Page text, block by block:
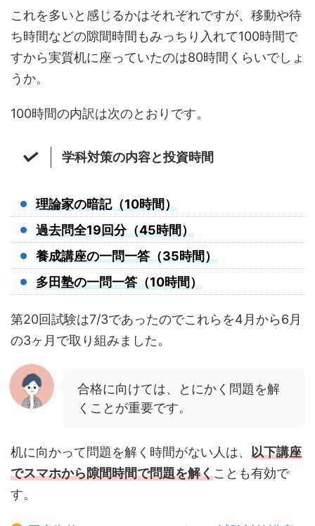
これを多いと感じるかはそれぞれですが、移動や待
ち時間などの隙間時間もみっちり入れて100時間で
すから実質机に座っていたのは80時間くらいでしょ
うか。
100時間の内訳は次のとおりです。
学科対策の内容と投資時間
理論家の暗記（10時間）
過去問全19回分（45時間）
養成講座の一問一答（35時間）
多田塾の一問一答（10時間）
第20回試験は7/3であったのでこれらを4月から6月
の3ヶ月で取り組みました。
合格に向けては、とにかく問題を解
くことが重要です。
机に向かって問題を解く時間がない人は、 以下講座
でスマホから隙間時間で問題を解くことも有効で
す。